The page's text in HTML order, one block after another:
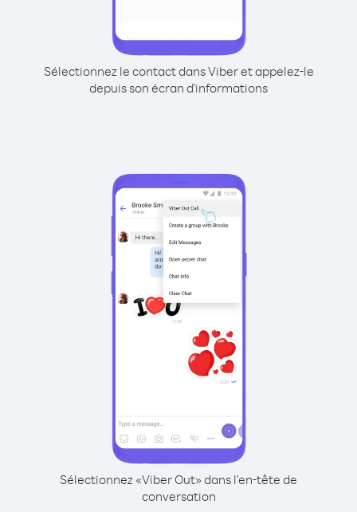
Sélectionnez le contact dans Viber et appelez-le
depuis son écran d'informations
Sélectionnez «Viber Out» dans l'en-tête de
conversation